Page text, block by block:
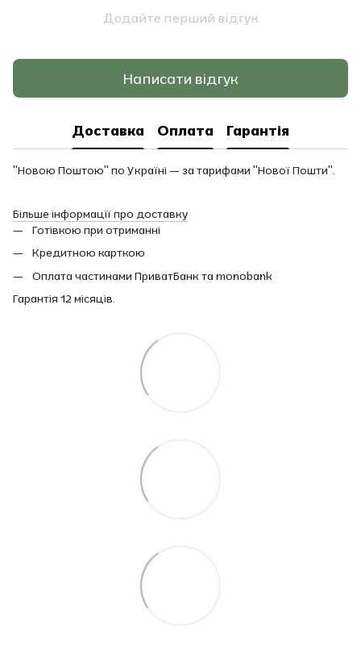
Додайте перший відгук
Написати відгук
Доставка Оплата Гарантія
"Новою Поштою" по Україні — за тарифами "Нової Пошти".
Більше інформації про доставку
Готівкою при отриманні
Кредитною карткою
Оплата частинами ПриватБанк та monobank
Гарантія 12 місяців.